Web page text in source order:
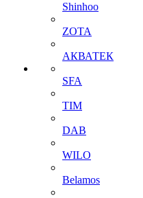
Shinhoo
ZOTA
АКВАТЕК
SFA
TIM
DAB
WILO
Belamos